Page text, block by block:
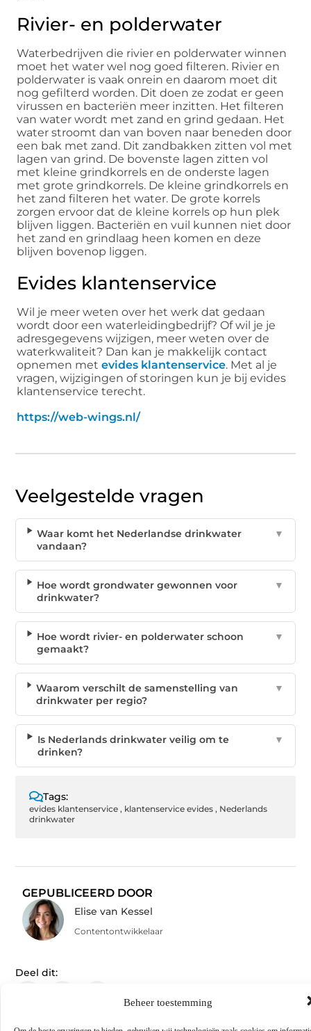
Beheer toestemming
Rivier- en polderwater
Waterbedrijven die rivier en polderwater winnen
moet het water wel nog goed filteren. Rivier en
polderwater is vaak onrein en daarom moet dit
nog gefilterd worden. Dit doen ze zodat er geen
virussen en bacteriën meer inzitten. Het filteren
van water wordt met zand en grind gedaan. Het
water stroomt dan van boven naar beneden door
een bak met zand. Dit zandbakken zitten vol met
lagen van grind. De bovenste lagen zitten vol
met kleine grindkorrels en de onderste lagen
met grote grindkorrels. De kleine grindkorrels en
het zand filteren het water. De grote korrels
zorgen ervoor dat de kleine korrels op hun plek
blijven liggen. Bacteriën en vuil kunnen niet door
het zand en grindlaag heen komen en deze
blijven bovenop liggen.
Evides klantenservice
Wil je meer weten over het werk dat gedaan
wordt door een waterleidingbedrijf? Of wil je je
adresgegevens wijzigen, meer weten over de
waterkwaliteit? Dan kan je makkelijk contact
opnemen metevides klantenservice. Met al je
vragen, wijzigingen of storingen kun je bij evides
klantenservice terecht.
https://web-wings.nl/
Veelgestelde vragen
Waar komt het Nederlandse drinkwater
vandaan?
▼
Hoe wordt grondwater gewonnen voor
drinkwater?
▼
Hoe wordt rivier- en polderwater schoon
gemaakt?
▼
Waarom verschilt de samenstelling van
drinkwater per regio?
▼
Is Nederlands drinkwater veilig om te
drinken?
▼
Tags:
evides klantenservice , klantenservice evides , Nederlands
drinkwater
GEPUBLICEERD DOOR
Elise van Kessel
Contentontwikkelaar
Deel dit: